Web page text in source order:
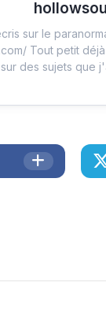
sur le
Tout petit
des sujets que